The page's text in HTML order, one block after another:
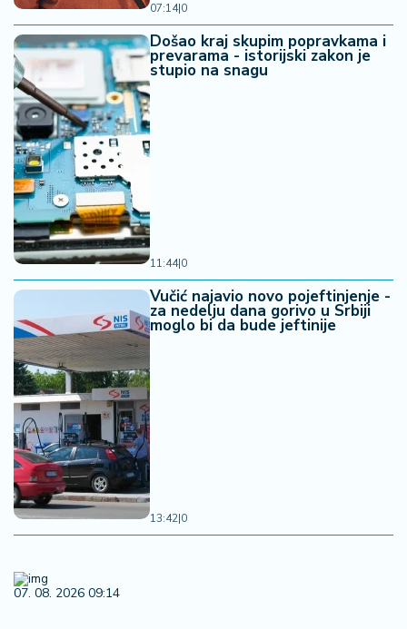
07:14|0
Došao kraj skupim popravkama i
prevarama - istorijski zakon je
stupio na snagu
11:44|0
Vučić najavio novo pojeftinjenje -
za nedelju dana gorivo u Srbiji
moglo bi da bude jeftinije
13:42|0
07. 08. 2026 09:14